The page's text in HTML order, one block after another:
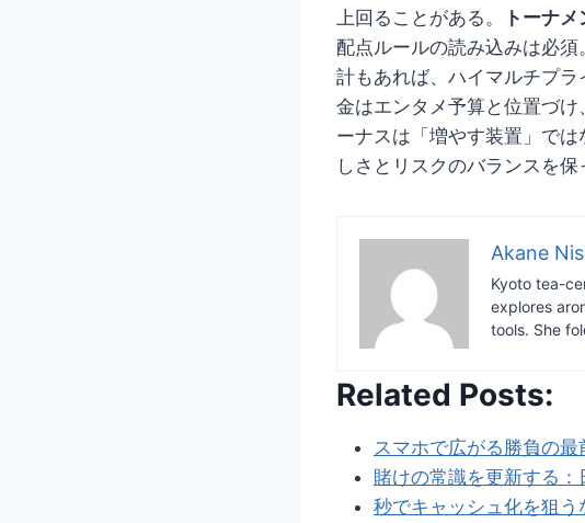
上回ることがある。
トーナメ
配点ルールの読み込みは必
計もあれば、ハイマルチプ
金はエンタメ予算と位置づけ、
ーナスは「増やす装置」で
しさとリスクのバランスを保
Akane
Kyoto tea-
explores
tools. She
Related Posts:
スマホで広がる勝負の
賭けの常識を更新する
秒でキャッシュ化を狙